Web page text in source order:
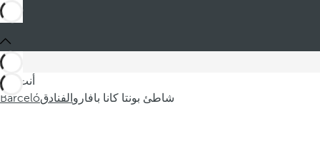
أنت في
Barcelóالفنادق شاطئ بونتا كانا بافارو